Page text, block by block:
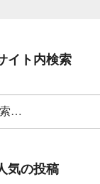
イト内検索
気の投稿